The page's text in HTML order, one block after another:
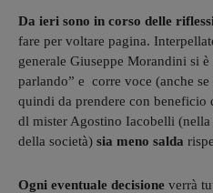
Da ieri sono in corso delle
fare per voltare pagina.
generale Giuseppe Morandini si
parlando” e corre voce (anche
quindi da prendere con beneficio
dl mister Agostino Iacobelli
della società) sia meno salda
Ogni eventuale decisione verrà